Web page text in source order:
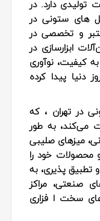
تولیدی دارد. در
های ستونی در
و تخصصی در
ابزارسازی در
به کیفیت، نوآوری
دنیا پیدا کرده
در تهران ، که
می‌کند، به‌ طور
میزهای صلیبی
محصولات خود را
تطبیق‌ پذیری، به‌
صنعتی، مراکز
سخت‌ ا فزاری